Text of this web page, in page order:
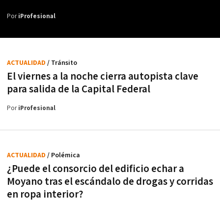
PoriProfesional
El viernes a la noche cierra autopista clave
para salida de la Capital Federal
ACTUALIDAD / Tránsito
PoriProfesional
¿Puede el consorcio del edificio echar a
Moyano tras el escándalo de drogas y corridas
en ropa interior?
ACTUALIDAD / Polémica